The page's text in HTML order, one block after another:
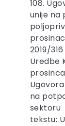
108.
unije na
2019/
Uredbe
na
sektoru
tekstu: